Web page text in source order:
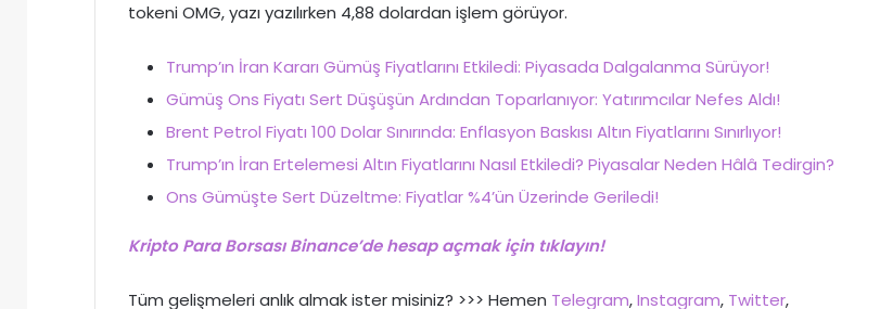
tokeni OMG, yazı yazılırken 4,88 dolardan işlem görüyor.
Trump’ın İran Kararı Gümüş Fiyatlarını Etkiledi: Piyasada Dalgalanma Sürüyor!
Gümüş Ons Fiyatı Sert Düşüşün Ardından Toparlanıyor: Yatırımcılar Nefes Aldı!
Brent Petrol Fiyatı 100 Dolar Sınırında: Enflasyon Baskısı Altın Fiyatlarını Sınırlıyor!
Trump’ın İran Ertelemesi Altın Fiyatlarını Nasıl Etkiledi? Piyasalar Neden Hâlâ Tedirgin?
Ons Gümüşte Sert Düzeltme: Fiyatlar %4’ün Üzerinde Geriledi!
Kripto Para Borsası Binance’de hesap açmak için tıklayın!
Tüm gelişmeleri anlık almak ister misiniz? >>> Hemen Telegram,Instagram, Twitter,